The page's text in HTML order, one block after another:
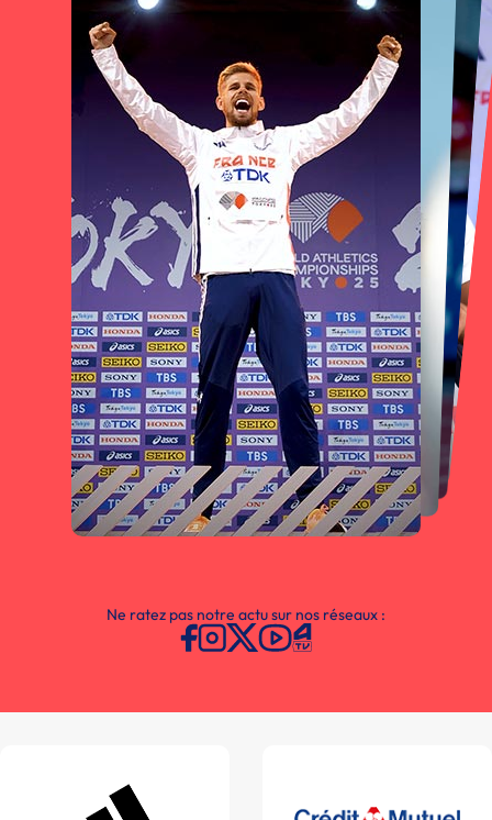
Ne ratez pas notre actu sur nos réseaux :